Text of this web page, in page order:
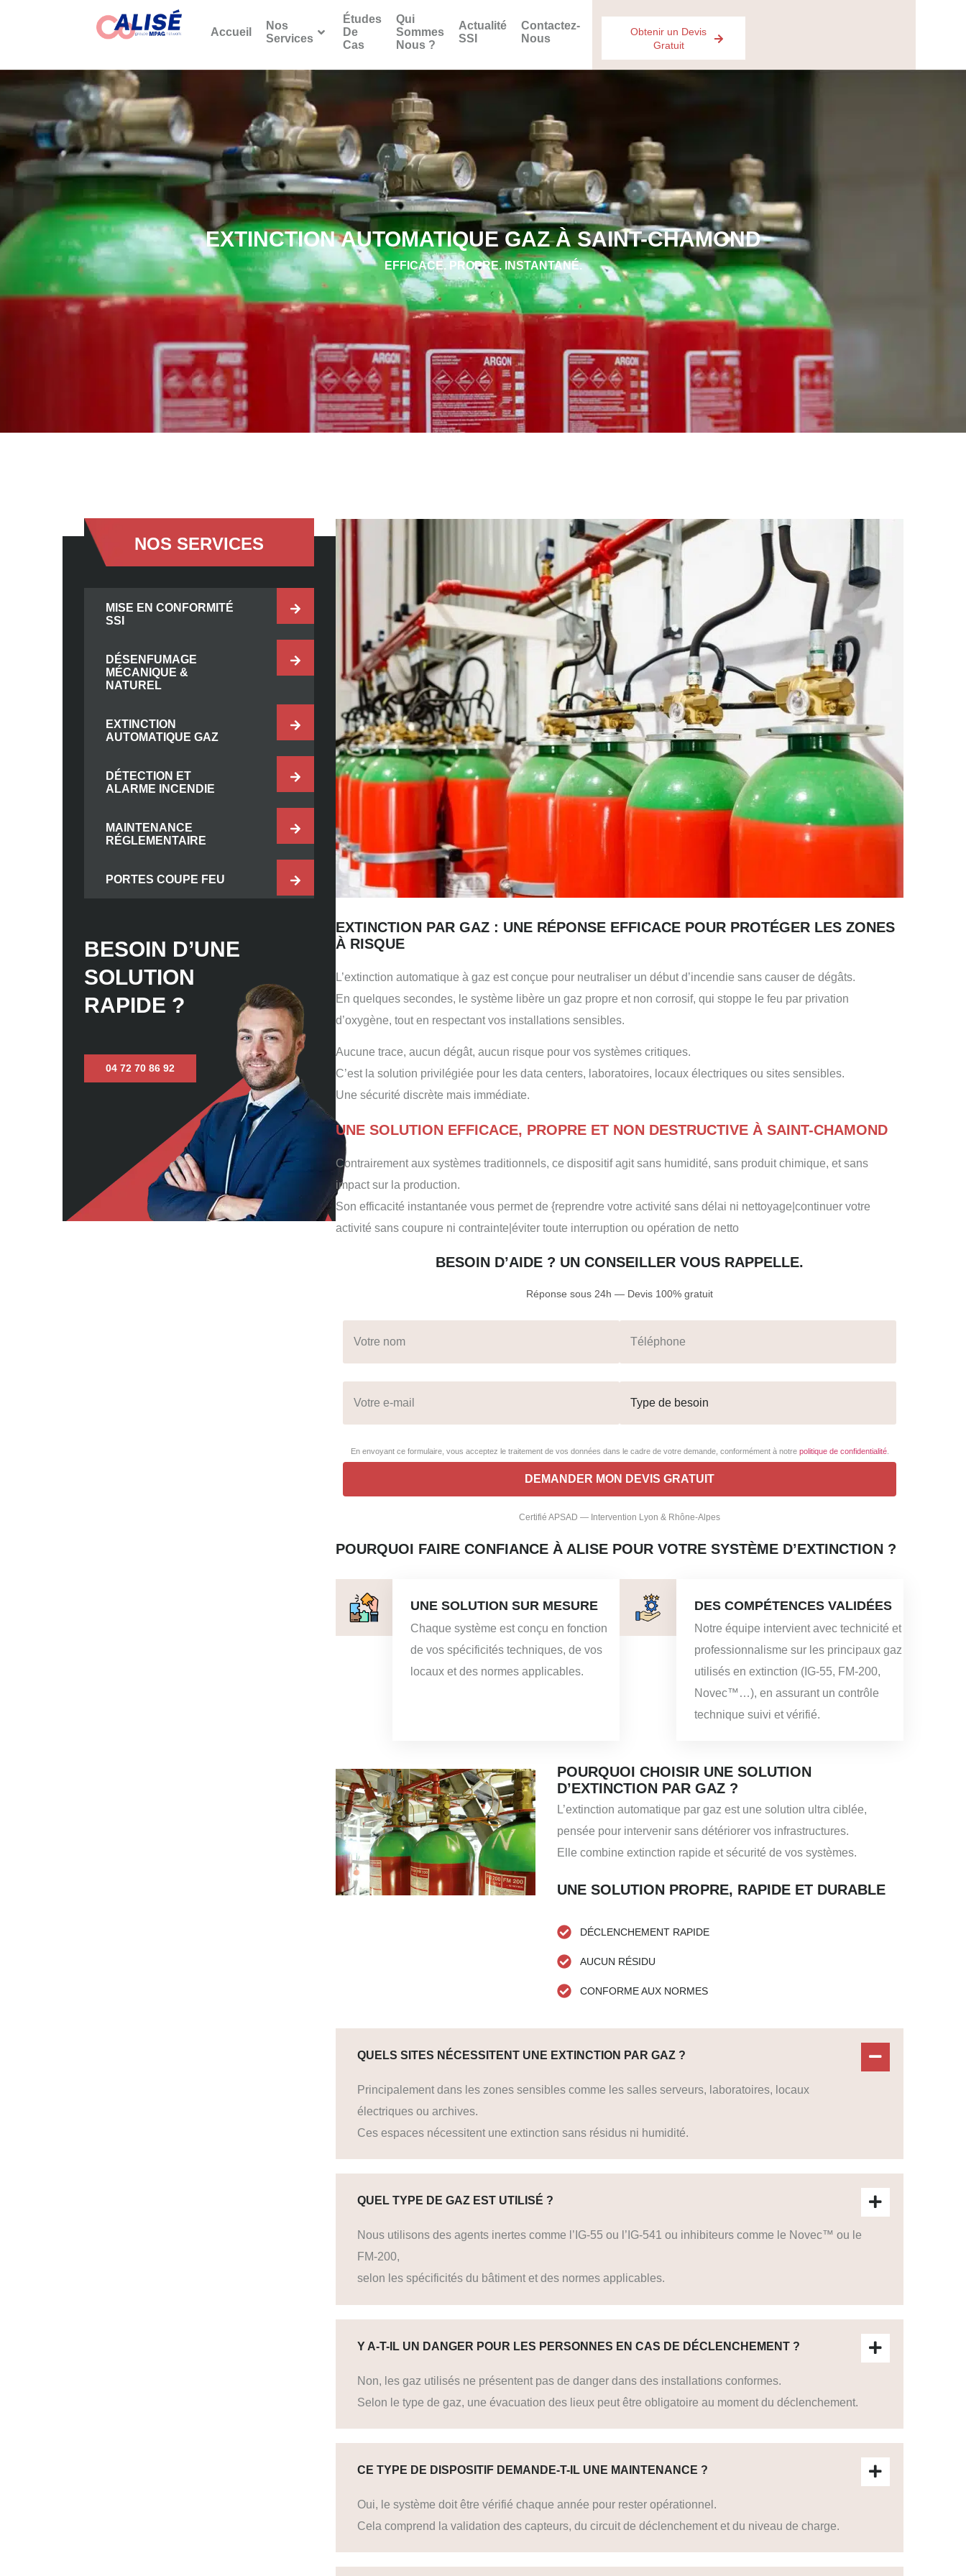
Accueil
Nos
Services
Études
De
Cas
Qui
Sommes
Nous ?
Actualité
SSI
Contactez-
Nous
Obtenir un Devis
Gratuit
EXTINCTION AUTOMATIQUE GAZ À SAINT-CHAMOND
EFFICACE. PROPRE. INSTANTANÉ.
NOS SERVICES
MISE EN CONFORMITÉ
SSI
DÉSENFUMAGE
MÉCANIQUE &
NATUREL
EXTINCTION
AUTOMATIQUE GAZ
DÉTECTION ET
ALARME INCENDIE
MAINTENANCE
RÉGLEMENTAIRE
PORTES COUPE FEU
BESOIN D’UNE
SOLUTION
RAPIDE ?
04 72 70 86 92
EXTINCTION PAR GAZ : UNE RÉPONSE EFFICACE POUR PROTÉGER LES ZONES
À RISQUE
L’extinction automatique à gaz est conçue pour neutraliser un début d’incendie sans causer de dégâts.
En quelques secondes, le système libère un gaz propre et non corrosif, qui stoppe le feu par privation
d’oxygène, tout en respectant vos installations sensibles.
Aucune trace, aucun dégât, aucun risque pour vos systèmes critiques.
C’est la solution privilégiée pour les data centers, laboratoires, locaux électriques ou sites sensibles.
Une sécurité discrète mais immédiate.
UNE SOLUTION EFFICACE, PROPRE ET NON DESTRUCTIVE À SAINT-CHAMOND
Contrairement aux systèmes traditionnels, ce dispositif agit sans humidité, sans produit chimique, et sans
impact sur la production.
Son efficacité instantanée vous permet de {reprendre votre activité sans délai ni nettoyage|continuer votre
activité sans coupure ni contrainte|éviter toute interruption ou opération de netto
BESOIN D’AIDE ? UN CONSEILLER VOUS RAPPELLE.
Réponse sous 24h — Devis 100% gratuit
En envoyant ce formulaire, vous acceptez le traitement de vos données dans le cadre de votre demande, conformément à notre politique de confidentialité.
Certifié APSAD — Intervention Lyon & Rhône-Alpes
POURQUOI FAIRE CONFIANCE À ALISE POUR VOTRE SYSTÈME D’EXTINCTION ?
UNE SOLUTION SUR MESURE
Chaque système est conçu en fonction
de vos spécificités techniques, de vos
locaux et des normes applicables.
DES COMPÉTENCES VALIDÉES
Notre équipe intervient avec technicité et
professionnalisme sur les principaux gaz
utilisés en extinction (IG-55, FM-200,
Novec™…), en assurant un contrôle
technique suivi et vérifié.
POURQUOI CHOISIR UNE SOLUTION
D’EXTINCTION PAR GAZ ?
L’extinction automatique par gaz est une solution ultra ciblée,
pensée pour intervenir sans détériorer vos infrastructures.
Elle combine extinction rapide et sécurité de vos systèmes.
UNE SOLUTION PROPRE, RAPIDE ET DURABLE
DÉCLENCHEMENT RAPIDE
AUCUN RÉSIDU
CONFORME AUX NORMES
QUELS SITES NÉCESSITENT UNE EXTINCTION PAR GAZ ?
Principalement dans les zones sensibles comme les salles serveurs, laboratoires, locaux
électriques ou archives.
Ces espaces nécessitent une extinction sans résidus ni humidité.
QUEL TYPE DE GAZ EST UTILISÉ ?
Nous utilisons des agents inertes comme l’IG-55 ou l’IG-541 ou inhibiteurs comme le Novec™ ou le
FM-200,
selon les spécificités du bâtiment et des normes applicables.
Y A-T-IL UN DANGER POUR LES PERSONNES EN CAS DE DÉCLENCHEMENT ?
Non, les gaz utilisés ne présentent pas de danger dans des installations conformes.
Selon le type de gaz, une évacuation des lieux peut être obligatoire au moment du déclenchement.
CE TYPE DE DISPOSITIF DEMANDE-T-IL UNE MAINTENANCE ?
Oui, le système doit être vérifié chaque année pour rester opérationnel.
Cela comprend la validation des capteurs, du circuit de déclenchement et du niveau de charge.